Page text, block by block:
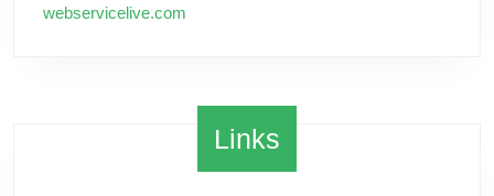
webservicelive.com
Links